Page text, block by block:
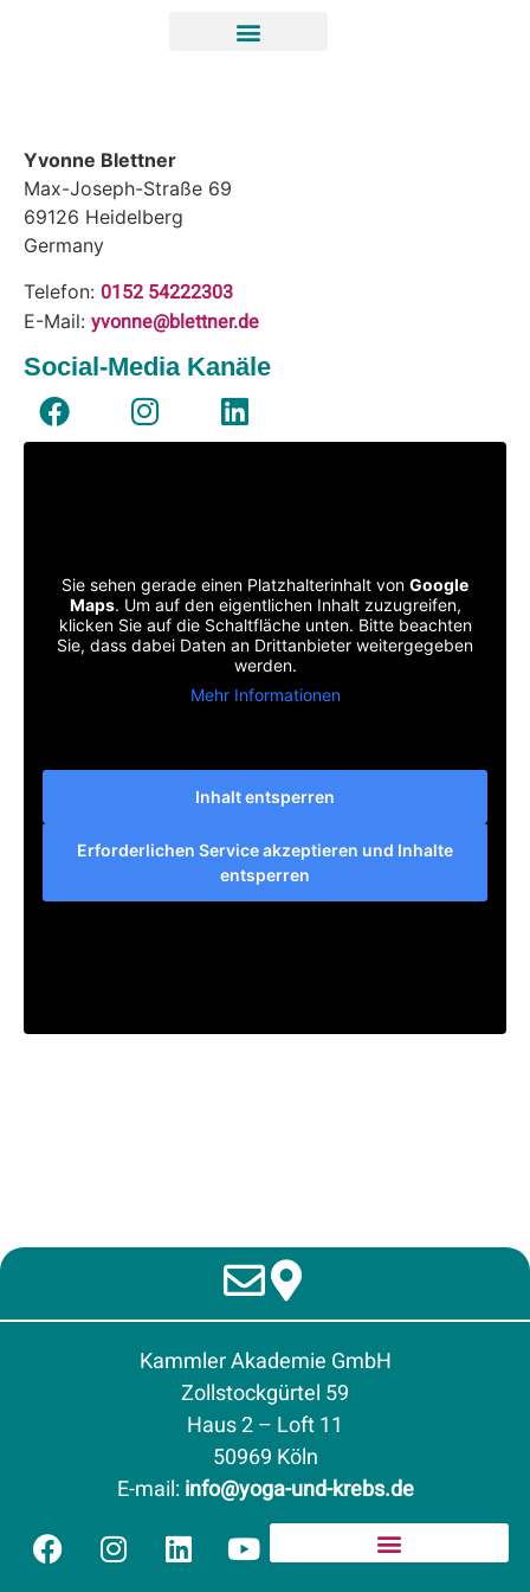
Yvonne Blettner
Max-Joseph-Straße 69
69126 Heidelberg
Germany
Telefon: 0152 54222303
E-Mail: yvonne@blettner.de
Social-Media Kanäle
Sie sehen gerade einen Platzhalterinhalt von Google
Maps. Um auf den eigentlichen Inhalt zuzugreifen,
klicken Sie auf die Schaltfläche unten. Bitte beachten
Sie, dass dabei Daten an Drittanbieter weitergegeben
werden.
Mehr Informationen
Inhalt entsperren
Erforderlichen Service akzeptieren und Inhalte
entsperren
Kammler Akademie GmbH
Zollstockgürtel 59
Haus 2 – Loft 11
50969 Köln
E-mail:info@yoga-und-krebs.de